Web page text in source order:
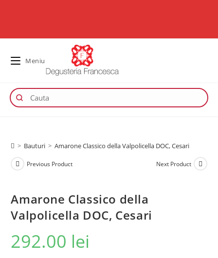
Meniu
> Bauturi > Amarone Classico della Valpolicella DOC, Cesari
Previous Product Next Product
Amarone Classico della
Valpolicella DOC, Cesari
292.00 lei